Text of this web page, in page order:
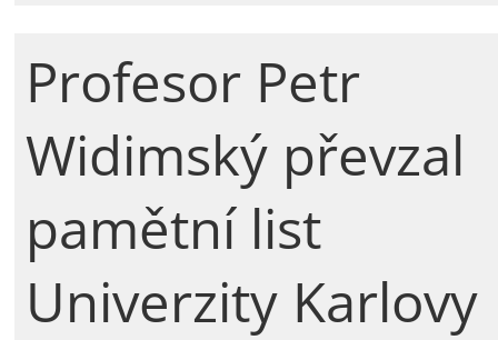
Profesor Petr
Widimský převzal
pamětní list
Univerzity Karlovy